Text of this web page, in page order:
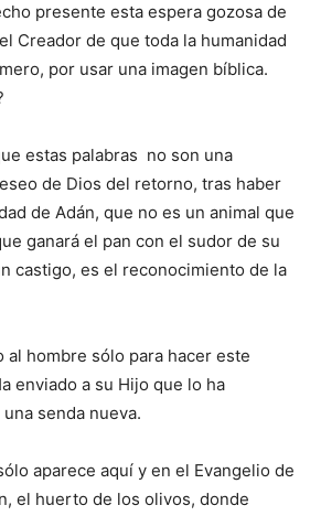
presente esta espera gozosa de
Creador de que toda la humanidad
por usar una imagen bíblica.
estas palabras no son una
de Dios del retorno, tras haber
de Adán, que no es un animal que
ganará el pan con el sudor de su
castigo, es el reconocimiento de la
al hombre sólo para hacer este
enviado a su Hijo que lo ha
senda nueva.
aparece aquí y en el Evangelio de
el huerto de los olivos, donde